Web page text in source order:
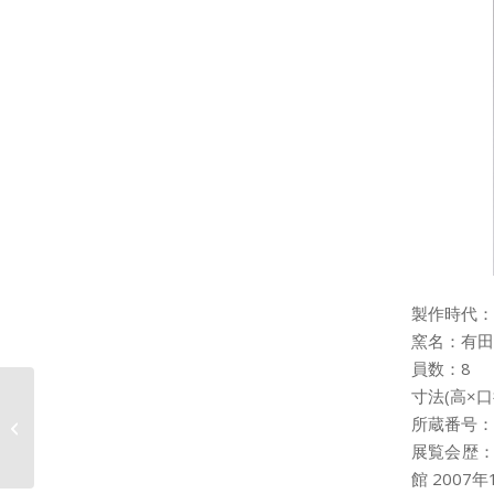
製作時代
窯名：有田
員数：8
寸法(高×
所蔵番号
展覧会歴
館 2007年